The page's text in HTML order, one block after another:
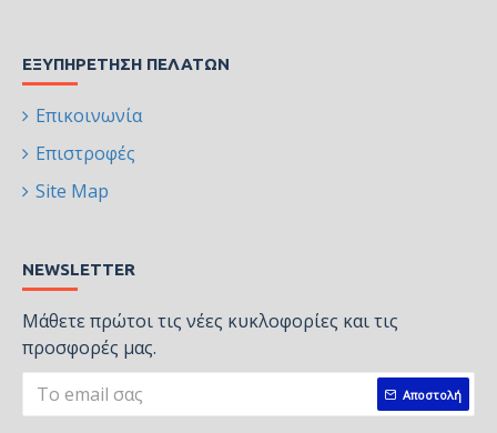
ΕΞΥΠΗΡΈΤΗΣΗ ΠΕΛΑΤΏΝ
Επικοινωνία
Επιστροφές
Site Map
NEWSLETTER
Μάθετε πρώτοι τις νέες κυκλοφορίες και τις
προσφορές μας.
Αποστολή